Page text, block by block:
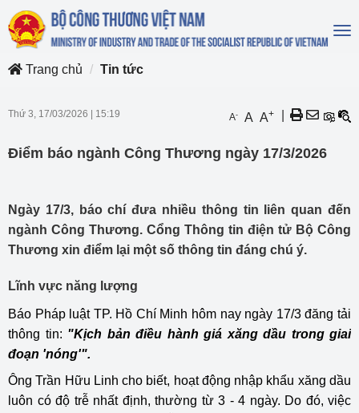
Trang chủ
Tin tức
Thứ 3, 17/03/2026 15:19 A- A A+
Điểm báo ngành Công Thương ngày 17/3/2026
Ngày 17/3, báo chí đưa nhiều thông tin liên quan đến
ngành Công Thương. Cổng Thông tin điện tử Bộ Công
Thương xin điểm lại một số thông tin đáng chú ý.
Lĩnh vực năng lượng
Báo Pháp luật TP. Hồ Chí Minh hôm nay ngày 17/3 đăng tải
thông tin: "Kịch bản điều hành giá xăng dầu trong giai
đoạn 'nóng'".
Ông Trần Hữu Linh cho biết, hoạt động nhập khẩu xăng dầu
luôn có độ trễ nhất định, thường từ 3 - 4 ngày. Do đó, việc